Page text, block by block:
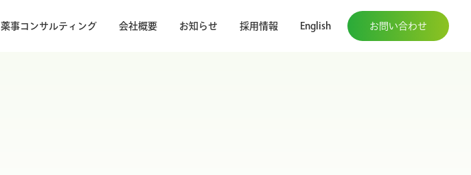
薬事コンサルティング 会社概要 お知らせ 採用情報 English お問い合わせ